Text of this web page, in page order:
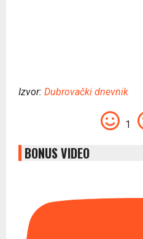
Izvor: Dubrovački dnevnik
1
BONUS VIDEO